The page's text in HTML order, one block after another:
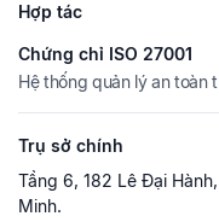
Hợp tác
Chứng chỉ ISO 27001
Hệ thống quản lý an toàn
Trụ sở chính
Tầng 6, 182 Lê Đại
Minh.